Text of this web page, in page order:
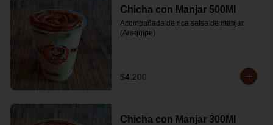
Chicha con Manjar 500Ml
Acompañada de rica salsa de manjar
(Arequipe)
$4.200
Chicha con Manjar 300Ml